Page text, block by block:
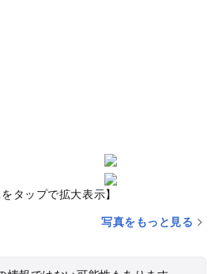
をタップで拡大表示】
写真をもっと見る